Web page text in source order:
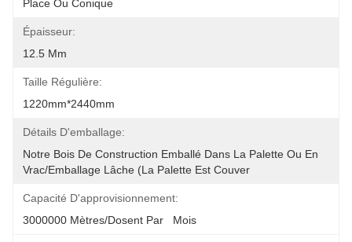
Place Ou Conique
Épaisseur:
12.5 Mm
Taille Régulière:
1220mm*2440mm
Détails D'emballage:
Notre Bois De Construction Emballé Dans La Palette Ou En
Vrac/emballage Lâche (la Palette Est Couver
Capacité D'approvisionnement:
3000000 Mètres/dosent Par   Mois